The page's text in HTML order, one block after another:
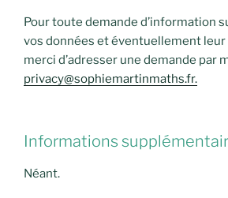
Pour toute demande d’information
vos données et éventuellement
merci d’adresser une demande par
privacy@sophiemartinmaths.fr.
Informations
Néant.